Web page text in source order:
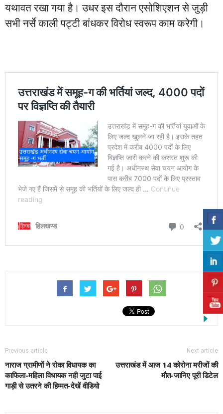
यथावत रखा गया है। उधर इस दौरान एसोशिएशन से जुड़ी
सभी नर्से काली पट्टी बांधकर विरोध स्वरूप काम करेगी।
Previous article
नाराज ग्रामीणों ने रोका विधायक का
काफिला-महिला विधायक नही जुटा पाई
गाड़ी से उतरने की हिम्मत-देखें वीडियो
Next article
उत्तराखंड में आज 14 कोरोना मरीजों की
मौत-जानिए पूरी डिटेल